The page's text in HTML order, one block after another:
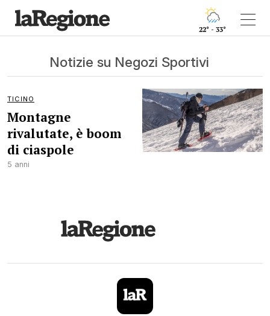
22° - 33°
Notizie su Negozi Sportivi
TICINO
Montagne
rivalutate, è boom
di ciaspole
5 anni